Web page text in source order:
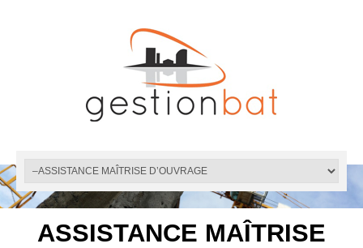
ASSISTANCE MAÎTRISE